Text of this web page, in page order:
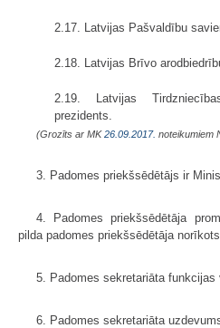
2.17. Latvijas Pašvaldību
2.18. Latvijas Brīvo
2.19. Latvijas
prezidents.
(Grozīts ar MK26.09.2017. noteikumiem
3. Padomes priekšsēdētājs ir
4. Padomes priekšsēdētāja
pilda padomes priekšsēdētāja
5. Padomes sekretariāta funkcijas
6. Padomes sekretariāta